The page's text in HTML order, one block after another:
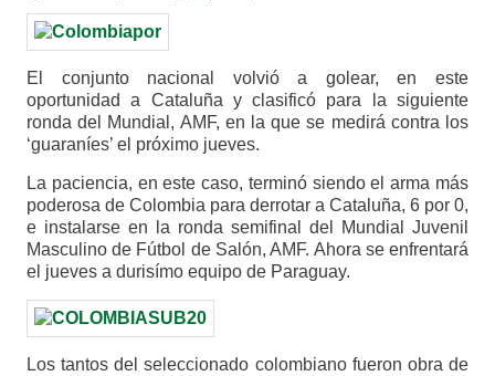
El conjunto nacional volvió a golear, en este
oportunidad a Cataluña y clasificó para la siguiente
ronda del Mundial, AMF, en la que se medirá contra los
‘guaraníes’ el próximo jueves.
La paciencia, en este caso, terminó siendo el arma más
poderosa de Colombia para derrotar a Cataluña, 6 por 0,
e instalarse en la ronda semifinal del Mundial Juvenil
Masculino de Fútbol de Salón, AMF. Ahora se enfrentará
el jueves a durisímo equipo de Paraguay.
Los tantos del seleccionado colombiano fueron obra de